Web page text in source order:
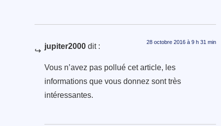
jupiter2000 dit : 28 octobre 2016 à 9 h 31 min
Vous n’avez pas pollué cet article, les
informations que vous donnez sont très
intéressantes.